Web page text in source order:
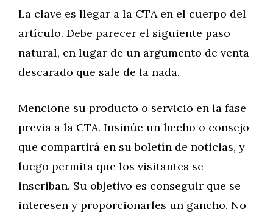
La clave es llegar a la CTA en el cuerpo del
artículo. Debe parecer el siguiente paso
natural, en lugar de un argumento de venta
descarado que sale de la nada.
Mencione su producto o servicio en la fase
previa a la CTA. Insinúe un hecho o consejo
que compartirá en su boletín de noticias, y
luego permita que los visitantes se
inscriban. Su objetivo es conseguir que se
interesen y proporcionarles un gancho. No